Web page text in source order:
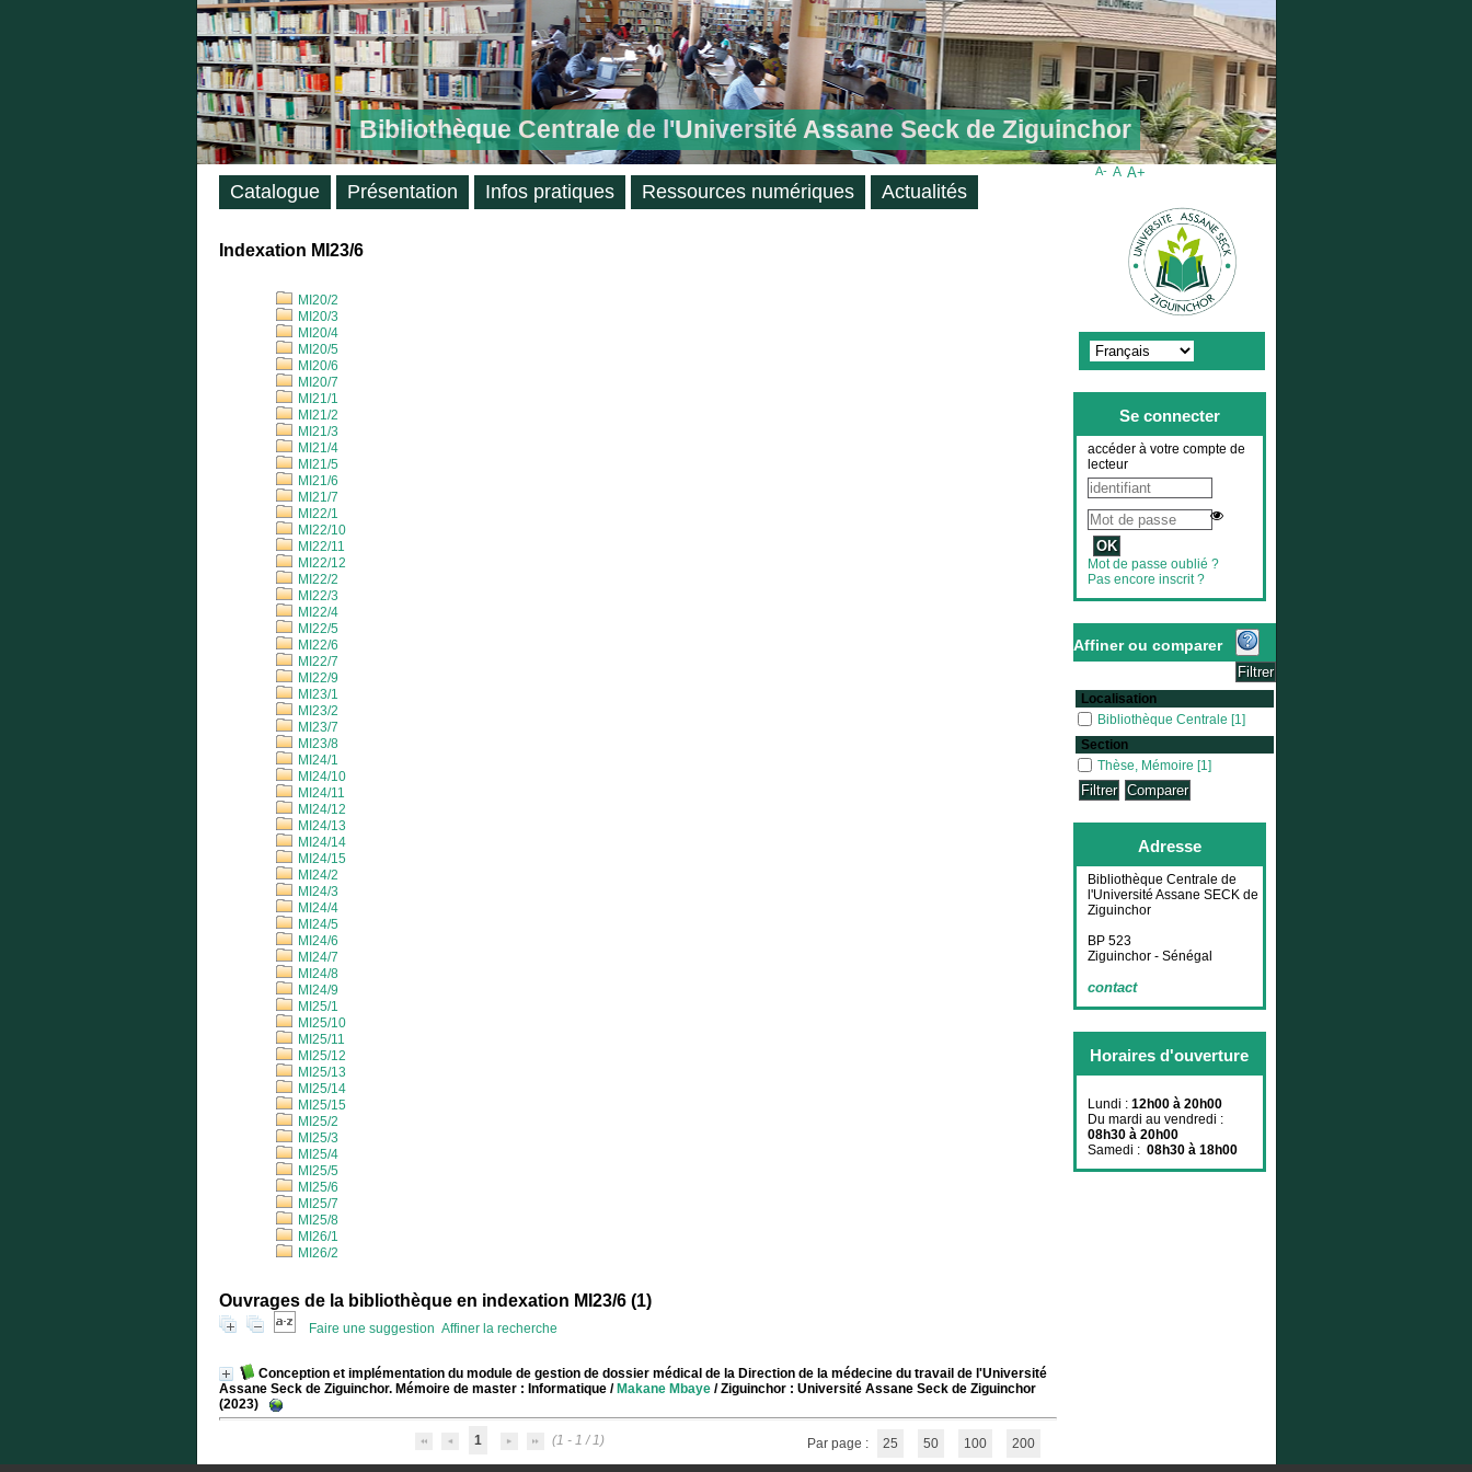
Bibliothèque Centrale de l'Université Assane Seck de Ziguinchor
Indexation MI23/6
MI20/2
MI20/3
MI20/4
MI20/5
MI20/6
MI20/7
MI21/1
MI21/2
MI21/3
MI21/4
MI21/5
MI21/6
MI21/7
MI22/1
MI22/10
MI22/11
MI22/12
MI22/2
MI22/3
MI22/4
MI22/5
MI22/6
MI22/7
MI22/9
MI23/1
MI23/2
MI23/7
MI23/8
MI24/1
MI24/10
MI24/11
MI24/12
MI24/13
MI24/14
MI24/15
MI24/2
MI24/3
MI24/4
MI24/5
MI24/6
MI24/7
MI24/8
MI24/9
MI25/1
MI25/10
MI25/11
MI25/12
MI25/13
MI25/14
MI25/15
MI25/2
MI25/3
MI25/4
MI25/5
MI25/6
MI25/7
MI25/8
MI26/1
MI26/2
Ouvrages de la bibliothèque en indexation MI23/6 (1)
Faire une suggestion Affiner la recherche
Conception et implémentation du module de gestion de dossier médical de la Direction de la médecine du travail de l'Université
Assane Seck de Ziguinchor. Mémoire de master : Informatique/ Makane Mbaye/ Ziguinchor : Université Assane Seck de Ziguinchor
(2023)
1 (1 - 1 / 1) Par page : 25 50 100 200
Catalogue Présentation Infos pratiques Ressources numériques Actualités
A- A A+
Se connecter
accéder à votre compte de
lecteur
Mot de passe oublié ?
Pas encore inscrit ?
Affiner ou comparer
Localisation
Bibliothèque Centrale
Bibliothèque Centrale [1]
Section
Thèse, Mémoire
Thèse, Mémoire [1]
Adresse
Bibliothèque Centrale de
l'Université Assane SECK de
Ziguinchor
BP 523
Ziguinchor - Sénégal
contact
Horaires d'ouverture
Lundi : 12h00 à 20h00
Du mardi au vendredi :
08h30 à 20h00
Samedi : 08h30 à 18h00